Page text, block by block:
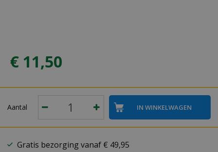
€ 11,50
Aantal
Gratis bezorging vanaf € 49,95